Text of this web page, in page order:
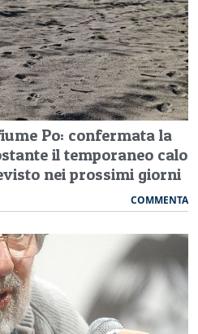
Po: confermata la
il temporaneo calo
nei prossimi giorni
COMMENTA